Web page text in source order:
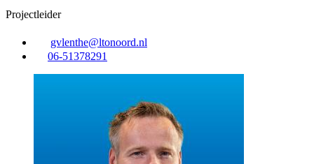
Projectleider
gvlenthe@ltonoord.nl
06-51378291